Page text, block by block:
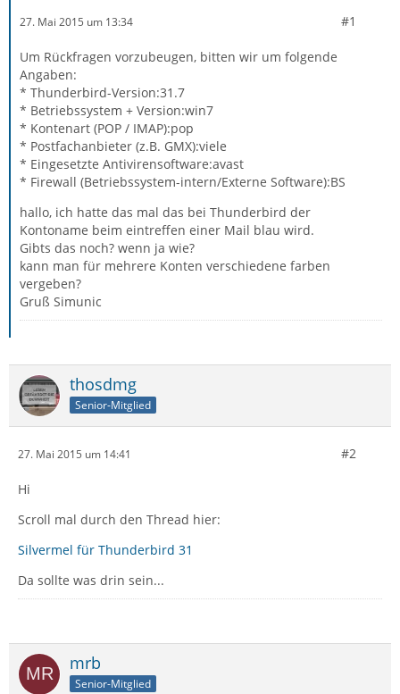
27. Mai 2015 um 13:34 #1
Um Rückfragen vorzubeugen, bitten wir um folgende
Angaben:
* Thunderbird-Version:31.7
* Betriebssystem + Version:win7
* Kontenart (POP / IMAP):pop
* Postfachanbieter (z.B. GMX):viele
* Eingesetzte Antivirensoftware:avast
* Firewall (Betriebssystem-intern/Externe Software):BS
hallo, ich hatte das mal das bei Thunderbird der
Kontoname beim eintreffen einer Mail blau wird.
Gibts das noch? wenn ja wie?
kann man für mehrere Konten verschiedene farben
vergeben?
Gruß Simunic
thosdmg
Senior-Mitglied
27. Mai 2015 um 14:41 #2
Hi
Scroll mal durch den Thread hier:
Silvermel für Thunderbird 31
Da sollte was drin sein...
mrb
Senior-Mitglied